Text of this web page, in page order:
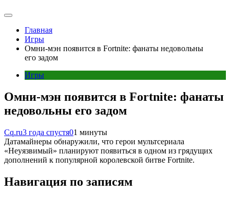
Главная
Игры
Омни-мэн появится в Fortnite: фанаты недовольны
его задом
Игры
Омни-мэн появится в Fortnite: фанаты
недовольны его задом
Cq.ru3 года спустя01 минуты
Датамайнеры обнаружили, что герои мультсериала
«Неуязвимый» планируют появиться в одном из грядущих
дополнений к популярной королевской битве Fortnite.
Навигация по записям